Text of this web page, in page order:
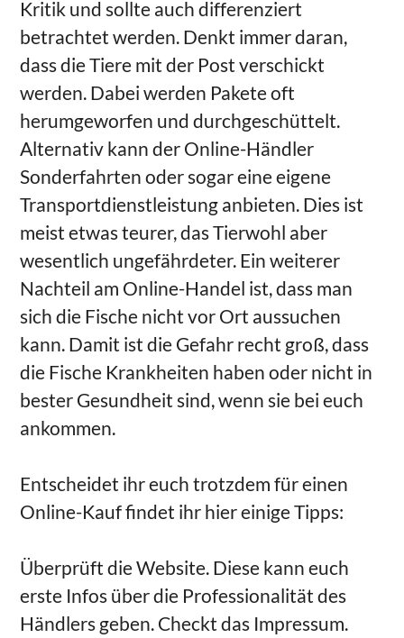
Kritik und sollte auch differenziert
betrachtet werden. Denkt immer daran,
dass die Tiere mit der Post verschickt
werden. Dabei werden Pakete oft
herumgeworfen und durchgeschüttelt.
Alternativ kann der Online-Händler
Sonderfahrten oder sogar eine eigene
Transportdienstleistung anbieten. Dies ist
meist etwas teurer, das Tierwohl aber
wesentlich ungefährdeter. Ein weiterer
Nachteil am Online-Handel ist, dass man
sich die Fische nicht vor Ort aussuchen
kann. Damit ist die Gefahr recht groß, dass
die Fische Krankheiten haben oder nicht in
bester Gesundheit sind, wenn sie bei euch
ankommen.
Entscheidet ihr euch trotzdem für einen
Online-Kauf findet ihr hier einige Tipps:
Überprüft die Website. Diese kann euch
erste Infos über die Professionalität des
Händlers geben. Checkt das Impressum.